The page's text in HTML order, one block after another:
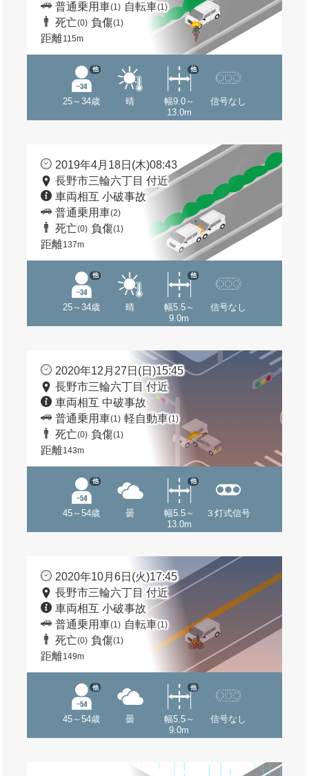
普通乗用車(1) 自転車(1)
死亡(0) 負傷(1)
距離115m
25～34歳
他
晴
幅9.0～
13.0m
他
信号なし
2019年4月18日(木)08:43
長野市三輪六丁目 付近
車両相互 小破事故
普通乗用車(2)
死亡(0) 負傷(1)
距離137m
25～34歳
他
晴
幅5.5～
9.0m
他
信号なし
2020年12月27日(日)15:45
長野市三輪六丁目 付近
車両相互 中破事故
普通乗用車(1) 軽自動車(1)
死亡(0) 負傷(1)
距離143m
45～54歳
他
曇
幅5.5～
13.0m
他
３灯式信号
2020年10月6日(火)17:45
長野市三輪六丁目 付近
車両相互 小破事故
普通乗用車(1) 自転車(1)
死亡(0) 負傷(1)
距離149m
45～54歳
他
曇
幅5.5～
9.0m
他
信号なし